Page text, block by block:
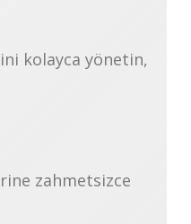
kolayca yönetin,
zahmetsizce